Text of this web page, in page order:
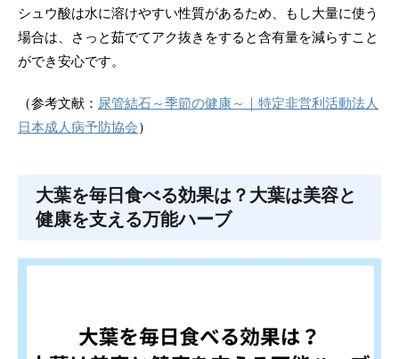
シュウ酸は水に溶けやすい性質があるため、もし大量に使う
場合は、さっと茹でてアク抜きをすると含有量を減らすこと
ができ安心です。
（参考文献： 尿管結石～季節の健康～｜特定非営利活動法人
日本成人病予防協会）
大葉を毎日食べる効果は？ 大葉は美容と
健康を支える万能ハーブ